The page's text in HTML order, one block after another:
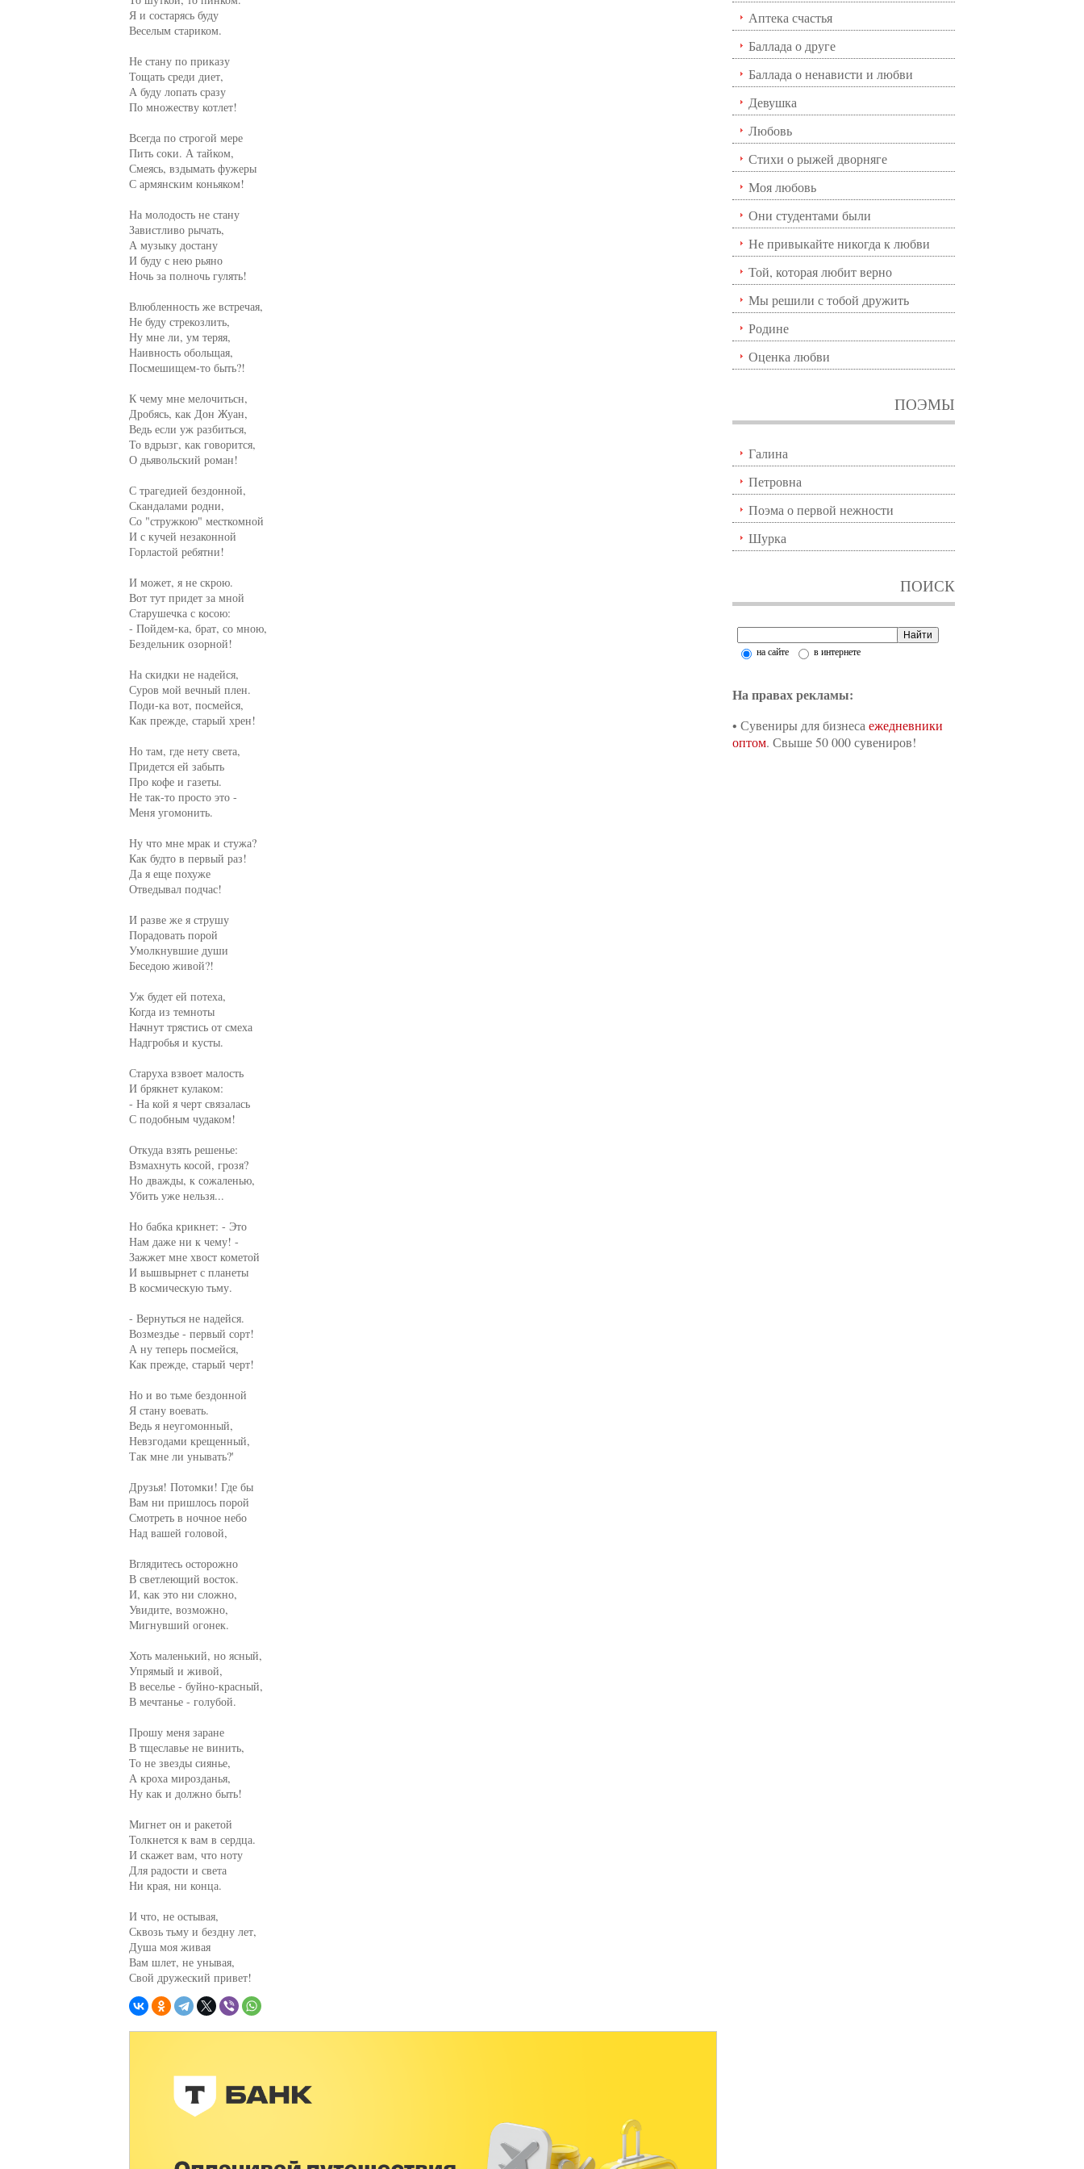
Аптека счастья
Баллада о друге
Баллада о ненависти и любви
Девушка
Любовь
Стихи о рыжей дворняге
Моя любовь
Они студентами были
Не привыкайте никогда к любви
Той, которая любит верно
Мы решили с тобой дружить
Родине
Оценка любви
ПОЭМЫ
Галина
Петровна
Поэма о первой нежности
Шурка
ПОИСК
на сайте в интернете
На правах рекламы:
• Сувениры для бизнеса ежедневники
оптом. Свыше 50 000 сувениров!
Я и состарясь буду
Веселым стариком.
Не стану по приказу
Тощать среди диет,
А буду лопать сразу
По множеству котлет!
Всегда по строгой мере
Пить соки. А тайком,
Смеясь, вздымать фужеры
С армянским коньяком!
На молодость не стану
Завистливо рычать,
А музыку достану
И буду с нею рьяно
Ночь за полночь гулять!
Влюбленность же встречая,
Не буду стрекозлить,
Ну мне ли, ум теряя,
Наивность обольщая,
Посмешищем-то быть?!
К чему мне мелочитьсн,
Дробясь, как Дон Жуан,
Ведь если уж разбиться,
То вдрызг, как говорится,
О дьявольский роман!
С трагедией бездонной,
Скандалами родни,
Со "стружкою" месткомной
И с кучей незаконной
Горластой ребятни!
И может, я не скрою.
Вот тут придет за мной
Старушечка с косою:
- Пойдем-ка, брат, со мною,
Бездельник озорной!
На скидки не надейся,
Суров мой вечный плен.
Поди-ка вот, посмейся,
Как прежде, старый хрен!
Но там, где нету света,
Придется ей забыть
Про кофе и газеты.
Не так-то просто это -
Меня угомонить.
Ну что мне мрак и стужа?
Как будто в первый раз!
Да я еще похуже
Отведывал подчас!
И разве же я струшу
Порадовать порой
Умолкнувшие души
Беседою живой?!
Уж будет ей потеха,
Когда из темноты
Начнут трястись от смеха
Надгробья и кусты.
Старуха взвоет малость
И брякнет кулаком:
- На кой я черт связалась
С подобным чудаком!
Откуда взять решенье:
Взмахнуть косой, грозя?
Но дважды, к сожаленью,
Убить уже нельзя...
Но бабка крикнет: - Это
Нам даже ни к чему! -
Зажжет мне хвост кометой
И вышвырнет с планеты
В космическую тьму.
- Вернуться не надейся.
Возмездье - первый сорт!
А ну теперь посмейся,
Как прежде, старый черт!
Но и во тьме бездонной
Я стану воевать.
Ведь я неугомонный,
Невзгодами крещенный,
Так мне ли унывать?'
Друзья! Потомки! Где бы
Вам ни пришлось порой
Смотреть в ночное небо
Над вашей головой,
Вглядитесь осторожно
В светлеющий восток.
И, как это ни сложно,
Увидите, возможно,
Мигнувший огонек.
Хоть маленький, но ясный,
Упрямый и живой,
В веселье - буйно-красный,
В мечтанье - голубой.
Прошу меня заране
В тщеславье не винить,
То не звезды сиянье,
А кроха мирозданья,
Ну как и должно быть!
Мигнет он и ракетой
Толкнется к вам в сердца.
И скажет вам, что ноту
Для радости и света
Ни края, ни конца.
И что, не остывая,
Сквозь тьму и бездну лет,
Душа моя живая
Вам шлет, не унывая,
Свой дружеский привет!